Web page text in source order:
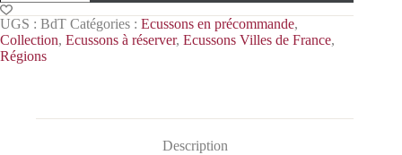
UGS : BdT Catégories : Ecussons en précommande,
Collection, Ecussons à réserver, Ecussons Villes de France,
Régions
Description